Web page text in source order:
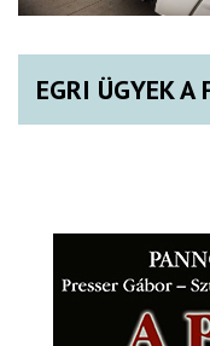
EGRI ÜGYEK A